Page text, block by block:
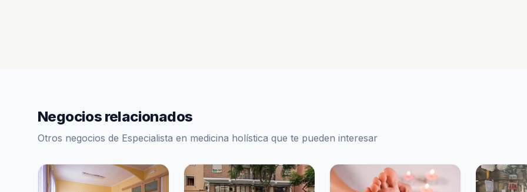
Negocios relacionados
Otros negocios de Especialista en medicina holística que te pueden interesar